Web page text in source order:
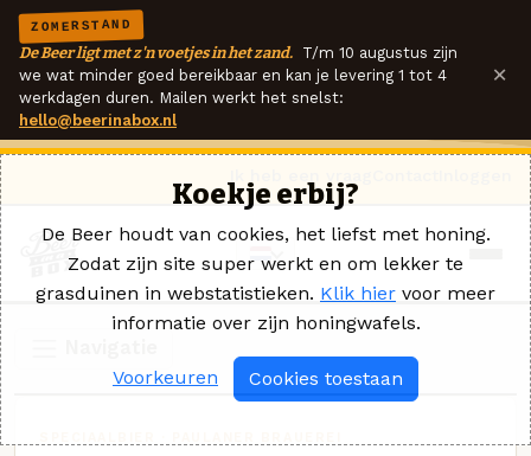
ZOMERSTAND
De Beer ligt met z'n voetjes in het zand. T/m 10 augustus zijn
we wat minder goed bereikbaar en kan je levering 1 tot 4
werkdagen duren. Mailen werkt het snelst:
hello@beerinabox.nl
×
Koekje erbij?
De Beer houdt van cookies, het liefst met honing.
Zodat zijn site super werkt en om lekker te
grasduinen in webstatistieken. Klik hier voor meer
informatie over zijn honingwafels.
Voorkeuren Cookies toestaan